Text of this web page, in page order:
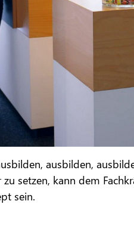
ausbilden,
setzen, kann dem
sein.